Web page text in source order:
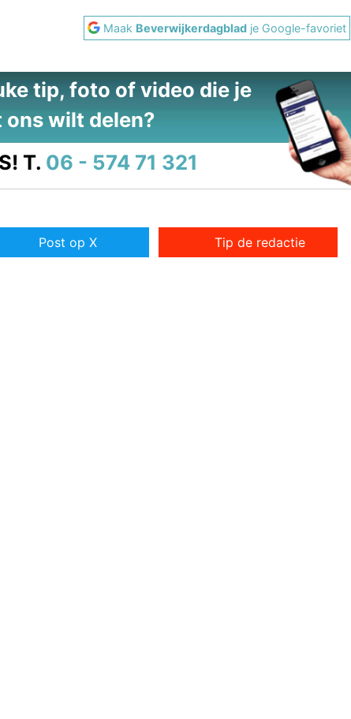
Maak Beverwijkerdagblad je Google-favoriet
tip, foto of video die je
ons wilt delen?
T. 06 - 574 71 321
Post op X Tip de redactie